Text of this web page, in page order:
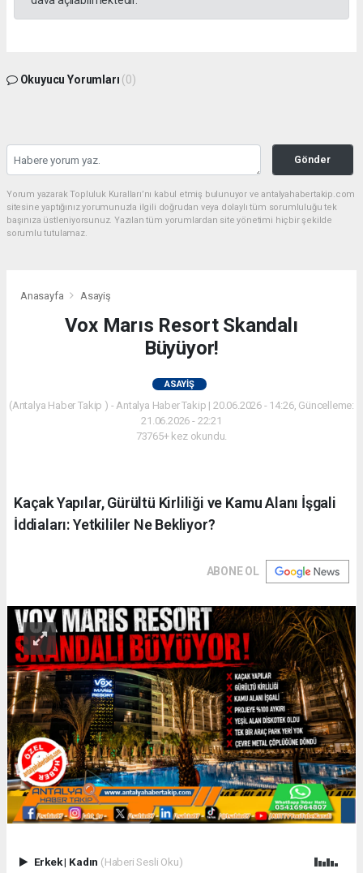
Okuyucu Yorumları (0)
Gönder
Yorum yazarak Topluluk Kuralları’nı kabul etmiş bulunuyor ve antalyahabertakip.com
sitesine yaptığınız yorumunuzla ilgili doğrudan veya dolaylı tüm sorumluluğu tek
başınıza üstleniyorsunuz. Yazılan tüm yorumlardan site yönetimi hiçbir şekilde
sorumlu tutulamaz.
Anasayfa Asayiş
Vox Marıs Resort Skandalı
Büyüyor!
ASAYIŞ
(Antalya Haber Takip ) - Antalya Haber Takip | 20.06.2026 - 14:26, Güncelleme:
21.06.2026 - 22:21
73765+ kez okundu.
Kaçak Yapılar, Gürültü Kirliliği ve Kamu Alanı İşgali
İddiaları: Yetkililer Ne Bekliyor?
ABONE OL
Erkek| Kadın (Haberi Sesli Oku)